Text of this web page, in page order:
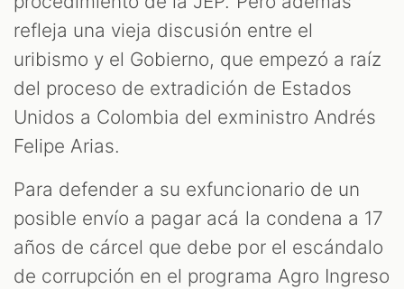
refleja una vieja discusión entre el
uribismo y el Gobierno, que empezó a raíz
del proceso de extradición de Estados
Unidos a Colombia del exministro Andrés
Felipe Arias.
Para defender a su exfuncionario de un
posible envío a pagar acá la condena a 17
años de cárcel que debe por el escándalo
de corrupción en el programa Agro Ingreso